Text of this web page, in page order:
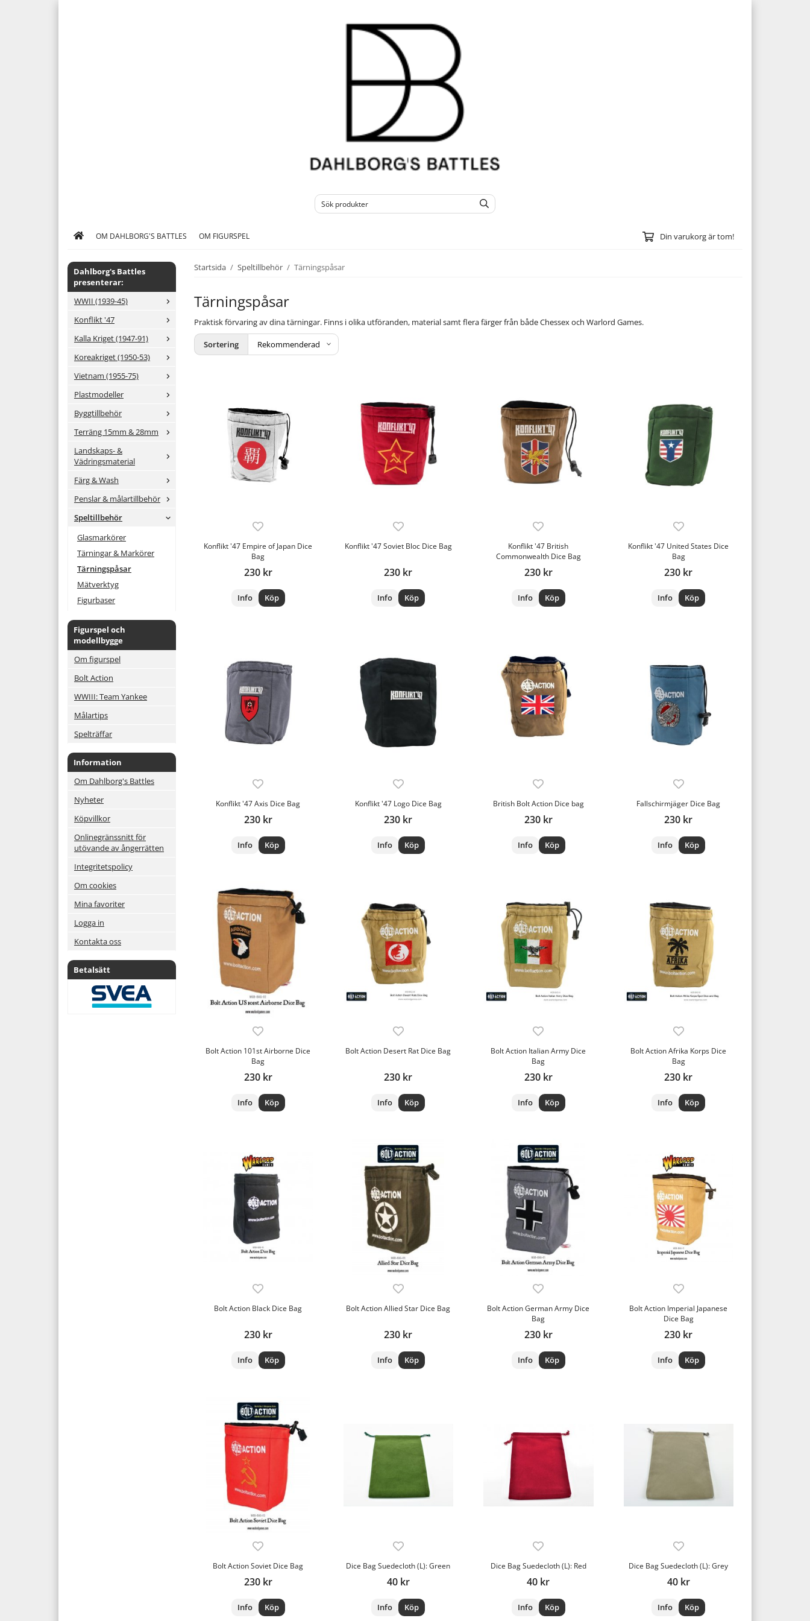
OM DAHLBORG'S BATTLES OM FIGURSPEL Din varukorg är tom!
Dahlborg's Battles
presenterar:
WWII (1939-45)
Konflikt '47
Kalla Kriget (1947-91)
Koreakriget (1950-53)
Vietnam (1955-75)
Plastmodeller
Byggtillbehör
Terräng 15mm & 28mm
Landskaps- &
Vädringsmaterial
Färg & Wash
Penslar & målartillbehör
Speltillbehör
Glasmarkörer
Tärningar & Markörer
Tärningspåsar
Mätverktyg
Figurbaser
Figurspel och
modellbygge
Om figurspel
Bolt Action
WWIII: Team Yankee
Målartips
Spelträffar
Information
Om Dahlborg's Battles
Nyheter
Köpvillkor
Onlinegränssnitt för
utövande av ångerrätten
Integritetspolicy
Om cookies
Mina favoriter
Logga in
Kontakta oss
Betalsätt
Startsida / Speltillbehör / Tärningspåsar
Tärningspåsar
Praktisk förvaring av dina tärningar. Finns i olika utföranden, material samt flera färger från både Chessex och Warlord Games.
Sortering
Konflikt '47 Empire of Japan Dice
Bag
230 kr
Info Köp
Konflikt '47 Soviet Bloc Dice Bag
230 kr
Info Köp
Konflikt '47 British
Commonwealth Dice Bag
230 kr
Info Köp
Konflikt '47 United States Dice
Bag
230 kr
Info Köp
Konflikt '47 Axis Dice Bag
230 kr
Info Köp
Konflikt '47 Logo Dice Bag
230 kr
Info Köp
British Bolt Action Dice bag
230 kr
Info Köp
Fallschirmjäger Dice Bag
230 kr
Info Köp
Bolt Action 101st Airborne Dice
Bag
230 kr
Info Köp
Bolt Action Desert Rat Dice Bag
230 kr
Info Köp
Bolt Action Italian Army Dice
Bag
230 kr
Info Köp
Bolt Action Afrika Korps Dice
Bag
230 kr
Info Köp
Bolt Action Black Dice Bag
230 kr
Info Köp
Bolt Action Allied Star Dice Bag
230 kr
Info Köp
Bolt Action German Army Dice
Bag
230 kr
Info Köp
Bolt Action Imperial Japanese
Dice Bag
230 kr
Info Köp
Bolt Action Soviet Dice Bag
230 kr
Info Köp
Dice Bag Suedecloth (L): Green
40 kr
Info Köp
Dice Bag Suedecloth (L): Red
40 kr
Info Köp
Dice Bag Suedecloth (L): Grey
40 kr
Info Köp